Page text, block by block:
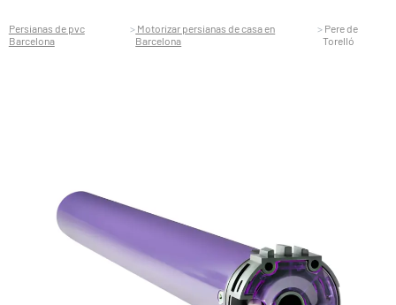
Persianas de pvc
Barcelona
Motorizar persianas de casa en
Barcelona
Pere de
Torelló